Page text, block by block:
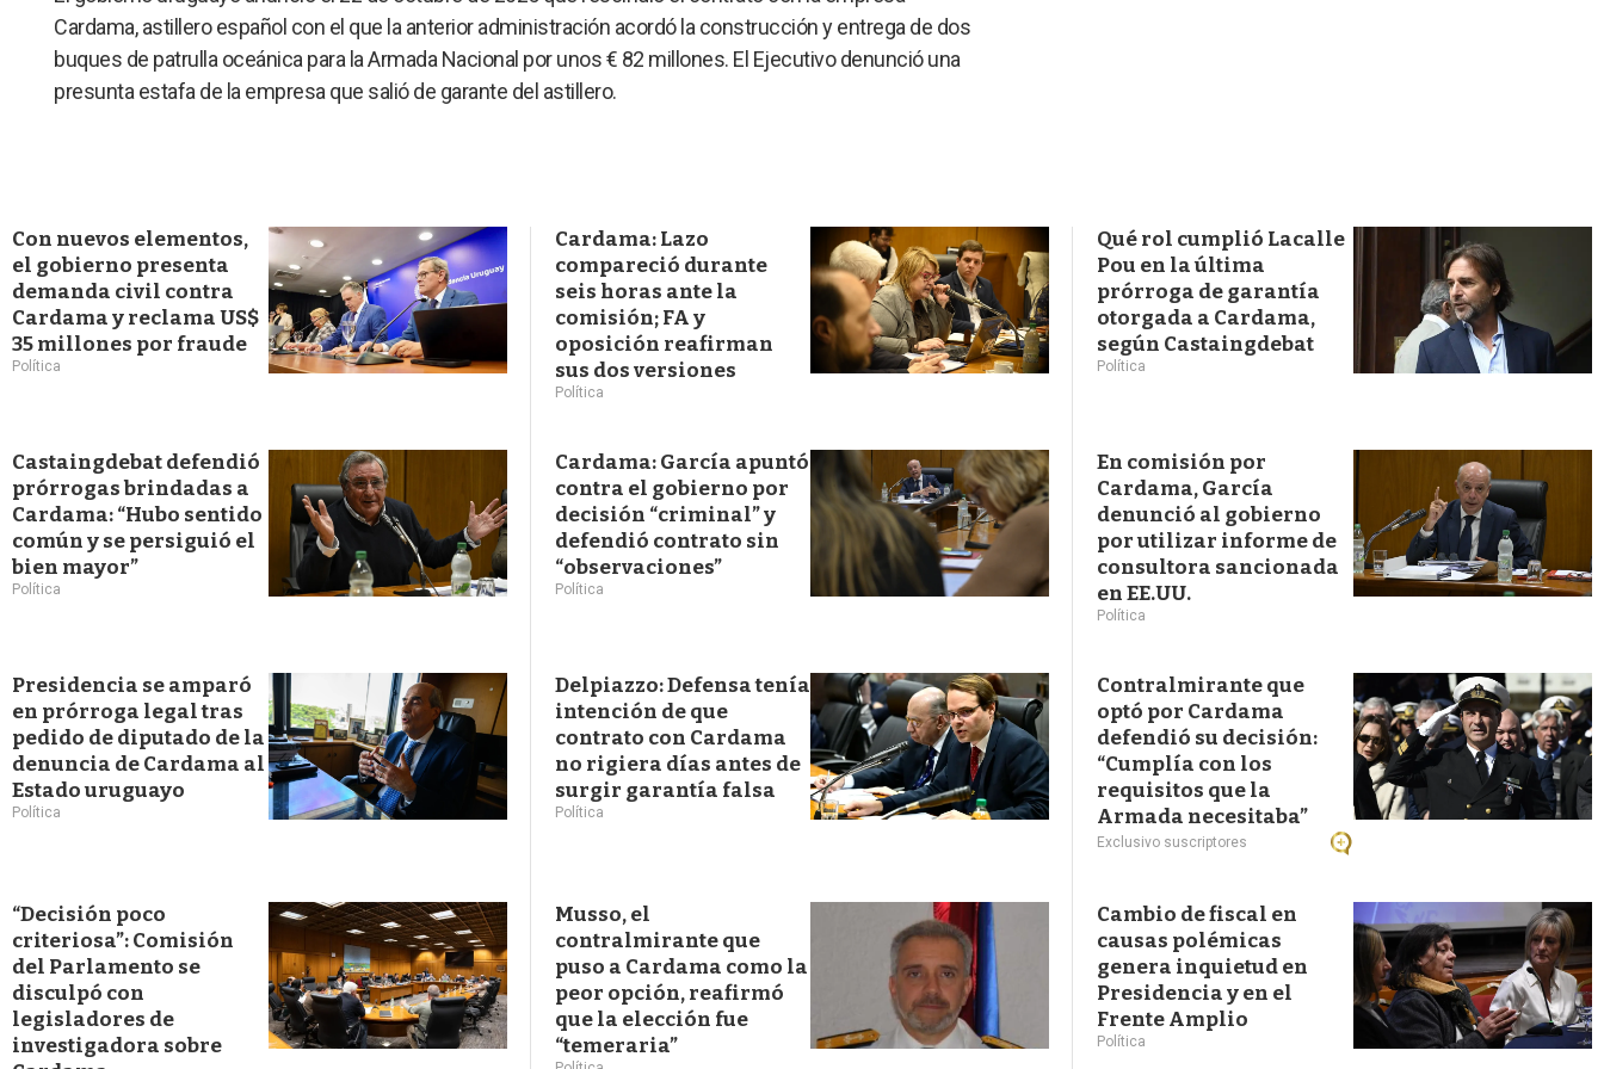
Cardama, astillero español con el que la anterior administración acordó la construcción y entrega de dos
buques de patrulla oceánica para la Armada Nacional por unos € 82 millones. El Ejecutivo denunció una
presunta estafa de la empresa que salió de garante del astillero.
Con nuevos elementos,
el gobierno presenta
demanda civil contra
Cardama y reclama US$
35 millones por fraude
Política
Cardama: Lazo
compareció durante
seis horas ante la
comisión; FA y
oposición reafirman
sus dos versiones
Política
Qué rol cumplió Lacalle
Pou en la última
prórroga de garantía
otorgada a Cardama,
según Castaingdebat
Política
Castaingdebat defendió
prórrogas brindadas a
Cardama: “Hubo sentido
común y se persiguió el
bien mayor”
Política
Cardama: García apuntó
contra el gobierno por
decisión “criminal” y
defendió contrato sin
“observaciones”
Política
En comisión por
Cardama, García
denunció al gobierno
por utilizar informe de
consultora sancionada
en EE.UU.
Política
Presidencia se amparó
en prórroga legal tras
pedido de diputado de la
denuncia de Cardama al
Estado uruguayo
Política
Delpiazzo: Defensa tenía
intención de que
contrato con Cardama
no rigiera días antes de
surgir garantía falsa
Política
Contralmirante que
optó por Cardama
defendió su decisión:
“Cumplía con los
requisitos que la
Armada necesitaba”
Exclusivo suscriptores
“Decisión poco
criteriosa”: Comisión
del Parlamento se
disculpó con
legisladores de
investigadora sobre
Musso, el
contralmirante que
puso a Cardama como la
peor opción, reafirmó
que la elección fue
“temeraria”
Cambio de fiscal en
causas polémicas
genera inquietud en
Presidencia y en el
Frente Amplio
Política